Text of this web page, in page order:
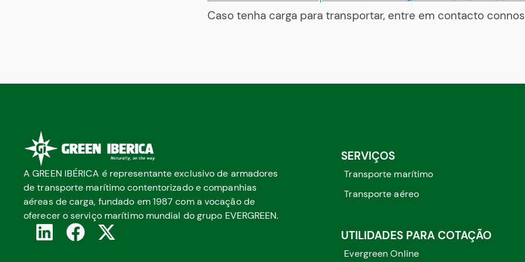
Caso tenha carga para transportar, entre em contacto
A GREEN IBÉRICA é representante exclusivo de armadores
de transporte marítimo contentorizado e companhias
aéreas de carga, fundado em 1987 com a vocação de
oferecer o serviço marítimo mundial do grupo EVERGREEN.
SERVIÇOS
Transporte marítimo
Transporte aéreo
UTILIDADES PARA COTAÇÃO
Evergreen Online